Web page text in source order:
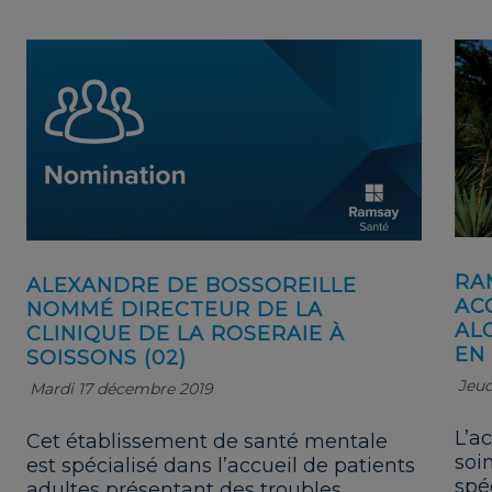
ALEXANDRE DE BOSSOREILLE
NOMMÉ DIRECTEUR DE LA
CLINIQUE DE LA ROSERAIE À
SOISSONS (02)
Mardi 17 décembre 2019
Cet établissement de santé mentale
est spécialisé dans l’accueil de patients